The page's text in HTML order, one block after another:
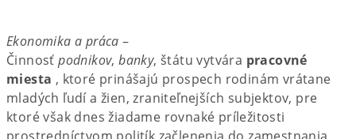
Ekonomika a práca –
Činnosťpodnikov, banky, štátu vytvára pracovné
miesta , ktoré prinášajú prospech rodinám vrátane
mladých ľudí a žien, zraniteľnejších subjektov, pre
ktoré však dnes žiadame rovnaké príležitosti
prostredníctvom politík začlenenia do zamestnania.